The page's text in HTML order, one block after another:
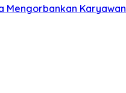
Mengorbankan Karyawan